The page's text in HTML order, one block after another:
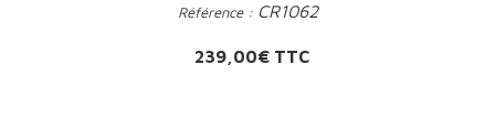
Référence : CR1062
Prix
239,00€ TTC